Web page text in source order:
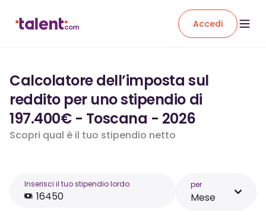
Accedi
Calcolatore dell’imposta sul
reddito per uno stipendio di
197.400€ - Toscana - 2026
Scopri qual è il tuo stipendio netto
Inserisci il tuo stipendio lordo per
Mese